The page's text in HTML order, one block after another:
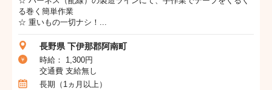
る巻く簡単作業
☆ 重いもの一切ナシ！...
長野県 下伊那郡阿南町
時給： 1,300円
交通費 支給無し
長期（1ヵ月以上）